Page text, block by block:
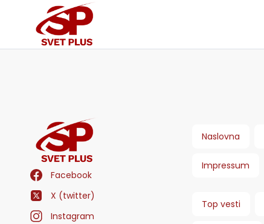
Facebook
X (twitter)
Instagram
Naslovna
Impressum
Top vesti